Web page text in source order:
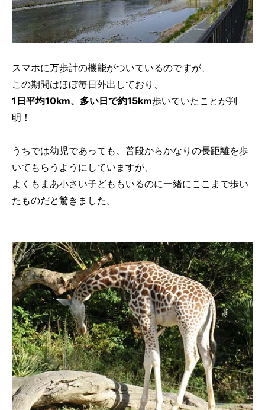
スマホに万歩計の機能がついているのですが、
この期間はほぼ毎日外出しており、
1日平均10km、多い日で約15km歩いていたことが判
明！
うちでは幼児であっても、普段からかなりの長距離を歩
いてもらうようにしていますが、
よくもまあ小さい子どももいるのに一緒にここまで歩い
たものだと驚きました。